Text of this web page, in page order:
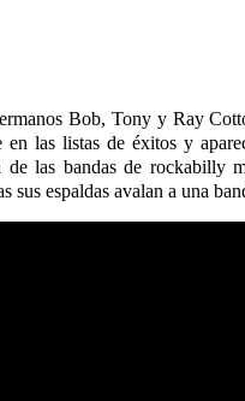
Bob, Tony y Ray
las listas de éxitos y
las bandas de
espaldas avalan a una